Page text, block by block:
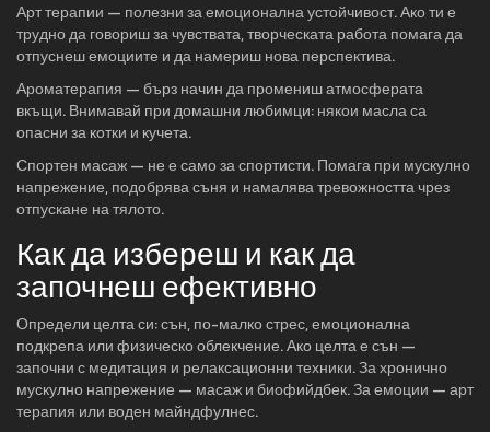
Арт терапии — полезни за емоционална устойчивост. Ако ти е
трудно да говориш за чувствата, творческата работа помага да
отпуснеш емоциите и да намериш нова перспектива.
Ароматерапия — бърз начин да промениш атмосферата
вкъщи. Внимавай при домашни любимци: някои масла са
опасни за котки и кучета.
Спортен масаж — не е само за спортисти. Помага при мускулно
напрежение, подобрява съня и намалява тревожността чрез
отпускане на тялото.
Как да избереш и как да
започнеш ефективно
Определи целта си: сън, по-малко стрес, емоционална
подкрепа или физическо облекчение. Ако целта е сън —
започни с медитация и релаксационни техники. За хронично
мускулно напрежение — масаж и биофийдбек. За емоции — арт
терапия или воден майндфулнес.